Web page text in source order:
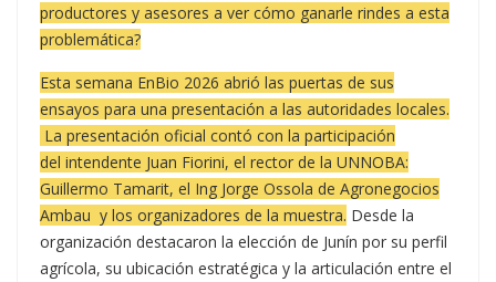
productores y asesores a ver cómo ganarle rindes a esta
problemática?
Esta semana EnBio 2026 abrió las puertas de sus
ensayos para una presentación a las autoridades locales.
La presentación oficial contó con la participación
del intendente Juan Fiorini, el rector de la UNNOBA:
Guillermo Tamarit, el Ing Jorge Ossola de Agronegocios
Ambau y los organizadores de la muestra. Desde la
organización destacaron la elección de Junín por su perfil
agrícola, su ubicación estratégica y la articulación entre el